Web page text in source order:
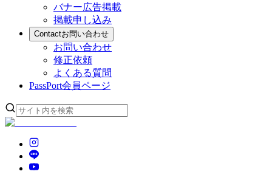
バナー広告掲載
掲載申し込み
Contactお問い合わせ
お問い合わせ
修正依頼
よくある質問
PassPort会員ページ